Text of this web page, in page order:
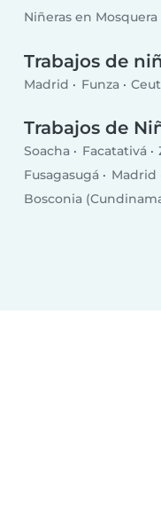
Niñeras en Mosquera
Trabajos de
Madrid Funza
Trabajos de
Soacha Facatativá
Fusagasugá
Madrid
Bosconia